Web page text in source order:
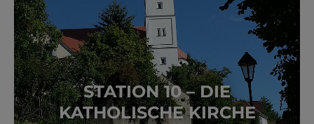
STATION 10 – DIE
KATHOLISCHE KIRCHE